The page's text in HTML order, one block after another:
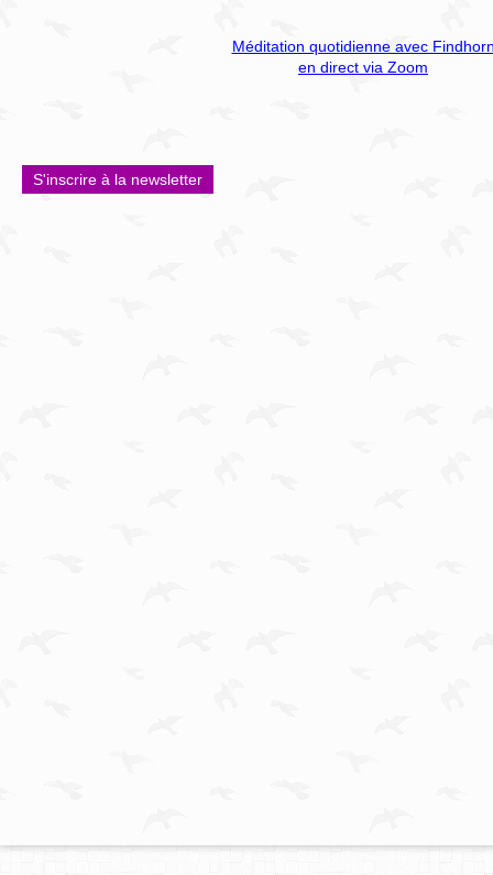
Méditation quotidienne avec
en direct via Zoom
S'inscrire à la newsletter